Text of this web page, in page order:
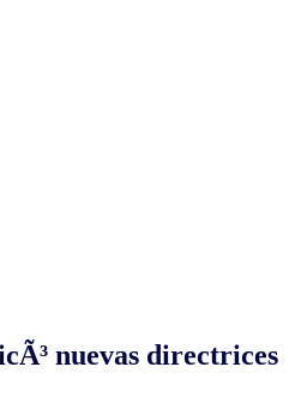
nuevas directrices